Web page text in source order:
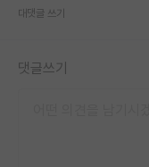
대댓글 쓰기
댓글쓰기